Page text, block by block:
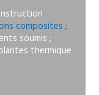
composites ;
soumis ;
thermique